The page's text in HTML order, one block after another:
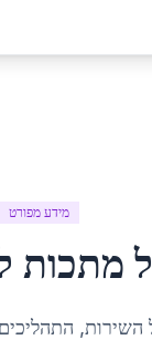
מידע מפורט
מתכות